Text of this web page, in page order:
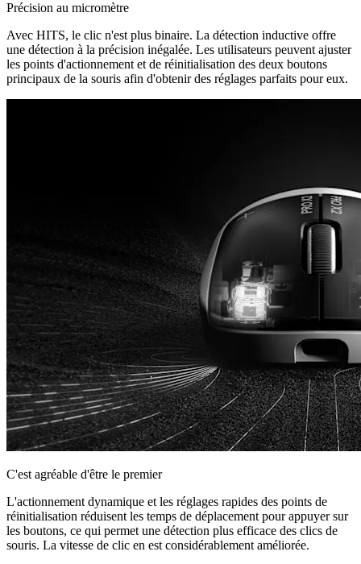
Précision au micromètre
Avec HITS, le clic n'est plus binaire. La détection inductive offre
une détection à la précision inégalée. Les utilisateurs peuvent ajuster
les points d'actionnement et de réinitialisation des deux boutons
principaux de la souris afin d'obtenir des réglages parfaits pour eux.
C'est agréable d'être le premier
L'actionnement dynamique et les réglages rapides des points de
réinitialisation réduisent les temps de déplacement pour appuyer sur
les boutons, ce qui permet une détection plus efficace des clics de
souris. La vitesse de clic en est considérablement améliorée.